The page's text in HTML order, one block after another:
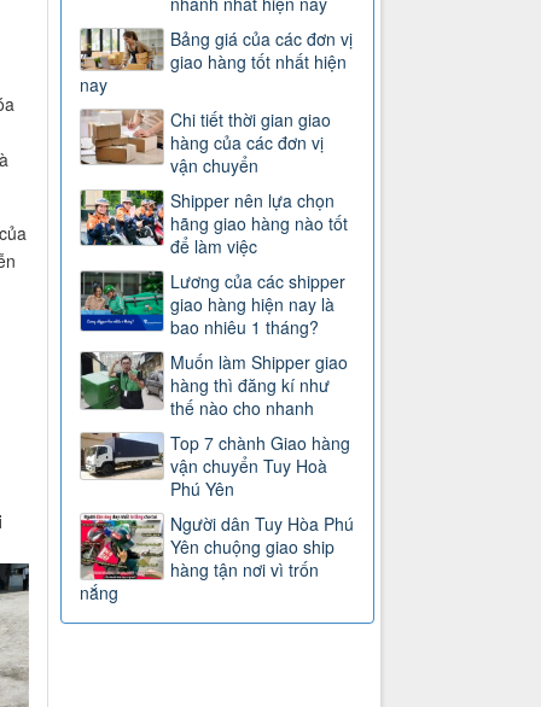
Bảng giá của các đơn vị
giao hàng tốt nhất hiện
nay
Chi tiết thời gian giao
hàng của các đơn vị
vận chuyển
Shipper nên lựa chọn
hãng giao hàng nào tốt
để làm việc
Lương của các shipper
giao hàng hiện nay là
bao nhiêu 1 tháng?
Muốn làm Shipper giao
hàng thì đăng kí như
thế nào cho nhanh
Top 7 chành Giao hàng
vận chuyển Tuy Hoà
Phú Yên
Người dân Tuy Hòa Phú
Yên chuộng giao ship
hàng tận nơi vì trốn
nắng